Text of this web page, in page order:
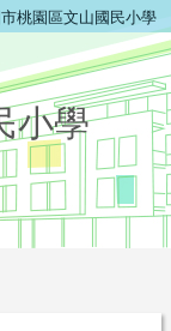
桃園區文山國民小學
小學